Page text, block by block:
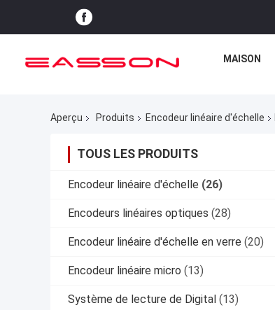
MAISON
Aperçu Produits Encodeur linéaire d'échelle
TOUS LES PRODUITS
Encodeur linéaire d'échelle (26)
Encodeurs linéaires optiques (28)
Encodeur linéaire d'échelle en verre (20)
Encodeur linéaire micro (13)
Système de lecture de Digital (13)